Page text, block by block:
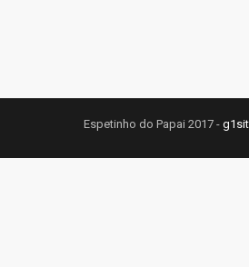
Espetinho do Papai 2017 -